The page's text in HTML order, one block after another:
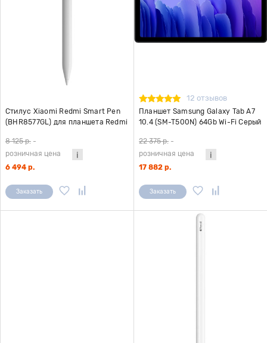
Стилус Xiaomi Redmi Smart Pen
(BHR8577GL) для планшета Redmi
8 125 р. -
розничная цена
6 494 р.
Заказать
12 отзывов
Планшет Samsung Galaxy Tab A7
10.4 (SM-T500N) 64Gb Wi-Fi Серый
22 375 р. -
розничная цена
17 882 р.
Заказать